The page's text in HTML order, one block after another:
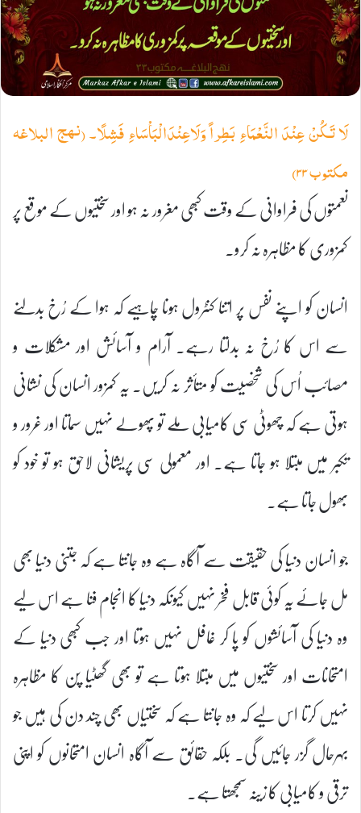
لَا تَکُنْ عِنْدَ النَّعْمَاءِ بَطِراً وَلَاعِنْدَالْبَاْسَاءِ فَشِلًا۔ (نہج البلاغہ
مکتوب ۳۳)
نعمتوں کی فراوانی کے وقت کبھی مغرور نہ ہو اور سختیوں کے موقع پر
کمزوری کا مظاہرہ نہ کرو۔
انسان کو اپنے نفس پر اتنا کنٹرول ہونا چاہیے کہ ہوا کے رُخ بدلنے
سے اس کا رُخ نہ بدلتا رہے۔ آرام و آسائش اور مشکلات و
مصائب اُس کی شخصیت کو متأثر نہ کریں۔ یہ کمزور انسان کی نشانی
ہوتی ہے کہ چھوٹی سی کامیابی ملے تو پھولے نہیں سماتا اور غرور و
تکبر میں مبتلا ہو جاتا ہے۔ اور معمولی سی پریشانی لاحق ہو تو خود کو
بھول جاتا ہے۔
جو انسان دنیا کی حقیقت سے آگاہ ہے وہ جانتا ہے کہ جتنی دنیا بھی
مل جائے یہ کوئی قابل فخر نہیں کیونکہ دنیا کا انجام فنا ہے اس لیے
وہ دنیا کی آسائشوں کو پا کر غافل نہیں ہوتا اور جب کبھی دنیا کے
امتحانات اور سختیوں میں مبتلا ہوتا ہے تو بھی گھٹیا پن کا مظاہرہ
نہیں کرتا اس لیے کہ وہ جانتا ہے کہ سختیاں بھی چند دن کی ہیں جو
بہرحال گزر جائیں گی۔ بلکہ حقائق سے آگاہ انسان امتحانوں کو اپنی
ترقی و کامیابی کا زینہ سمجھتا ہے۔